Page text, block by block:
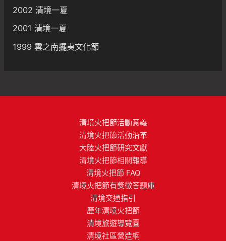
2002 清境一夏
2001 清境一夏
1999 雲之南擺夷文化節
清境火把節活動意義
清境火把節活動沿革
大陸火把節研究文獻
清境火把節相關報導
清境火把節 FAQ
清境火把節有獎徵答題庫
清境交通指引
歷年清境火把節
清境旅遊導覽圖
清境社區營造網